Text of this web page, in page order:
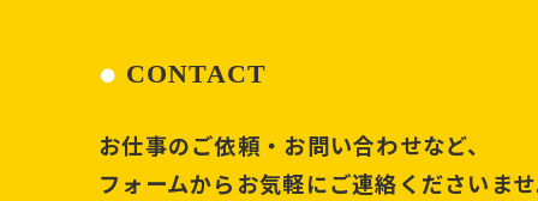
CONTACT
お仕事のご依頼・お問い合わせなど、
フォームからお気軽にご連絡くださいま